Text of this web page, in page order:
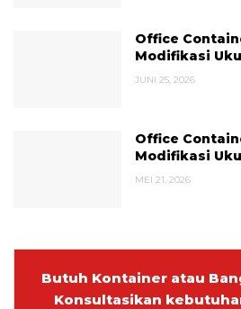
Office
Modifikasi
JUNI 25, 2026
Office
Modifikasi
MEI 21, 2026
Butuh Kontainer atau
Konsultasikan